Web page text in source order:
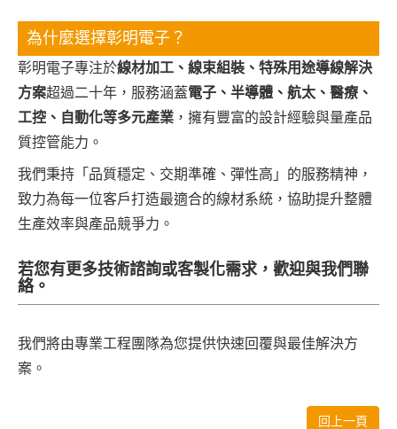
為什麼選擇彰明電子？
彰明電子專注於線材加工、線束組裝、特殊用途導線解決
方案超過二十年，服務涵蓋電子、半導體、航太、醫療、
工控、自動化等多元產業，擁有豐富的設計經驗與量產品
質控管能力。
我們秉持「品質穩定、交期準確、彈性高」的服務精神，
致力為每一位客戶打造最適合的線材系統，協助提升整體
生產效率與產品競爭力。
若您有更多技術諮詢或客製化需求，歡迎與我們聯
絡。
我們將由專業工程團隊為您提供快速回覆與最佳解決方
案。
回上一頁